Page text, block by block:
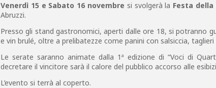
Venerdì 15 e Sabato 16 novembre si svolgerà la Festa della
Abruzzi.
Presso gli stand gastronomici, aperti dalle ore 18, si potranno
e vin brulé, oltre a prelibatezze come panini con salsiccia,
Le serate saranno animate dalla 1ª edizione di “Voci di
decretare il vincitore sarà il calore del pubblico accorso alle
L’evento si terrà al coperto.